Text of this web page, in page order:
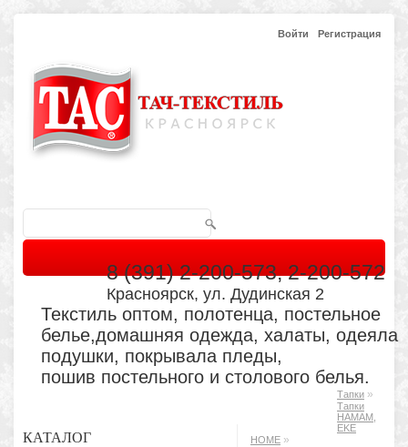
Войти Регистрация
8 (391) 2-200-573, 2-200-572
Красноярск, ул. Дудинская 2
Текстиль оптом, полотенца, постельное
белье,домашняя одежда, халаты, одеяла
подушки, покрывала пледы,
пошив постельного и столового белья.
КАТАЛОГ
Тапки »
Тапки
HAMAM,
EKE
HOME »